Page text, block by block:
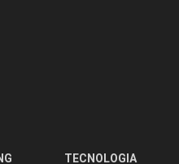
TECNOLOGIA